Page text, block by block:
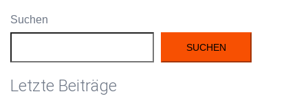
Suchen
SUCHEN
Letzte Beiträge